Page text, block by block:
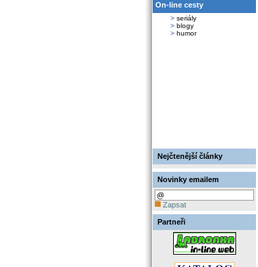
On-line cesty
> seriály
> blogy
> humor
Nejčtenější články
Novinky emailem
Zapsat
Partneři